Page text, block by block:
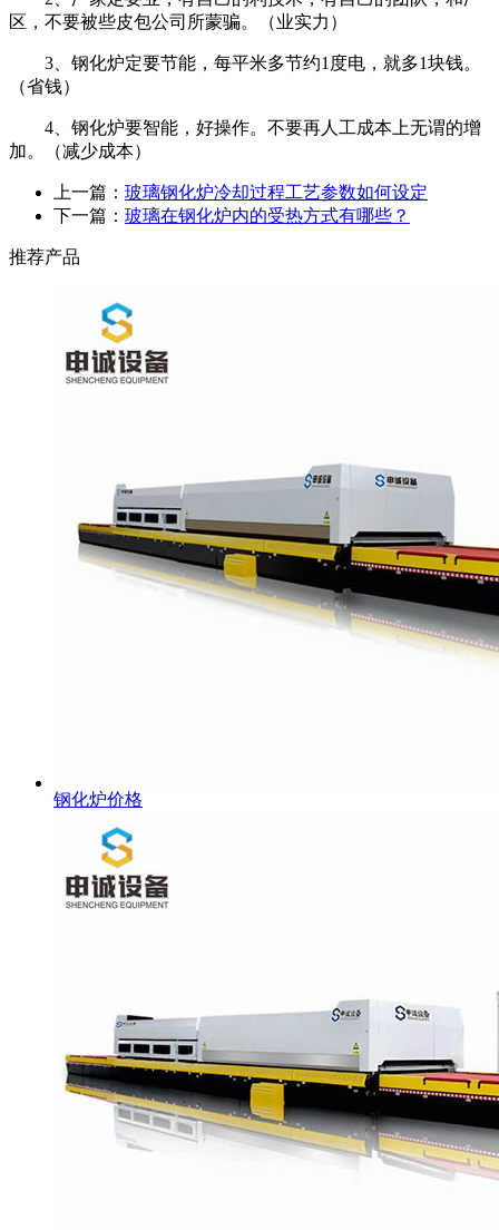
区，不要被些皮包公司所蒙骗。（业实力）
3 、钢化炉定要节能，每平米多节约1 度电，就多1块钱。
（省钱）
4 、钢化炉要智能，好操作。不要再人工成本上无谓的增
加。（减少成本）
上一篇： 玻璃钢化炉冷却过程工艺参数如何设定
下一篇： 玻璃在钢化炉内的受热方式有哪些？
推荐产品
钢化炉价格